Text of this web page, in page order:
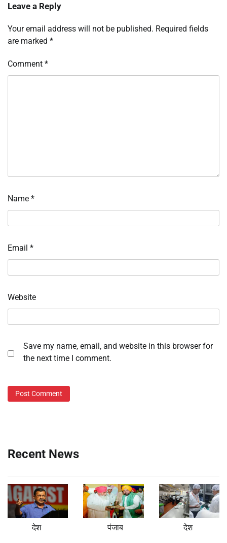
Leave a Reply
Your email address will not be published. Required fields
are marked *
Comment *
Name *
Email *
Website
Save my name, email, and website in this browser for
the next time I comment.
Recent News
देश पंजाब देश